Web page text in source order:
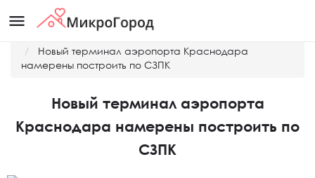
menu
Новый терминал аэропорта Краснодара
намерены построить по СЗПК
Новый терминал аэропорта
Краснодара намерены построить по
СЗПК